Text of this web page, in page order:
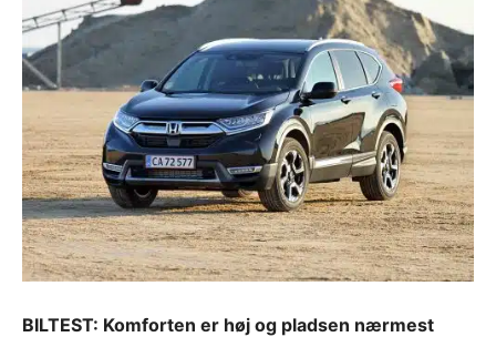
BILTEST: Komforten er høj og pladsen nærmest